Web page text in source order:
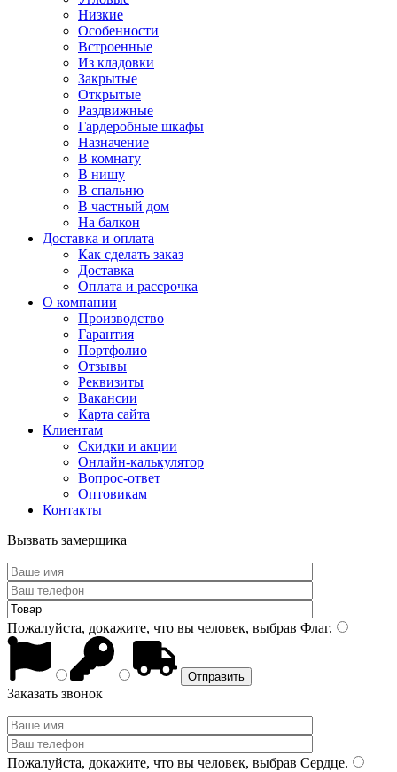
Низкие
Особенности
Встроенные
Из кладовки
Закрытые
Открытые
Раздвижные
Гардеробные шкафы
Назначение
В комнату
В нишу
В спальню
В частный дом
На балкон
Доставка и оплата
Как сделать заказ
Доставка
Оплата и рассрочка
О компании
Производство
Гарантия
Портфолио
Отзывы
Реквизиты
Вакансии
Карта сайта
Клиентам
Скидки и акции
Онлайн-калькулятор
Вопрос-ответ
Оптовикам
Контакты
Вызвать замерщика
Пожалуйста, докажите, что вы человек, выбрав Флаг.
Заказать звонок
Пожалуйста, докажите, что вы человек, выбрав Сердце.